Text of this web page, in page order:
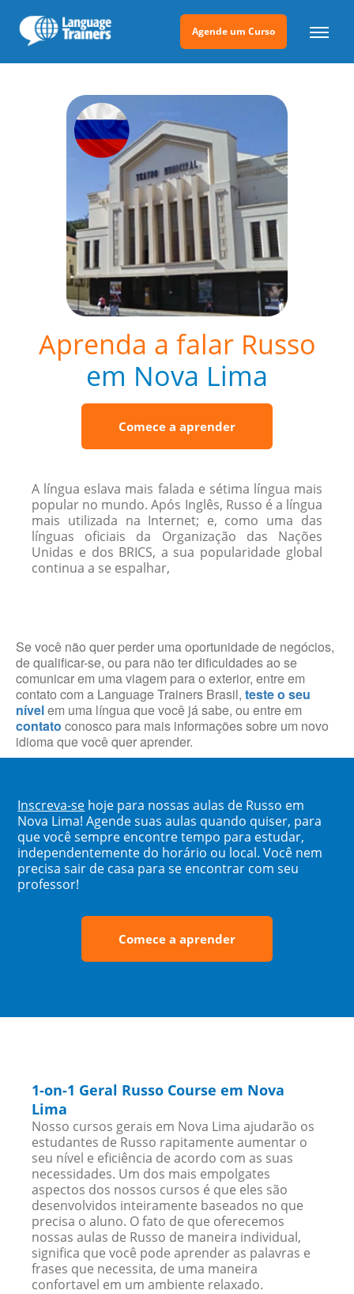
Agende um Curso
Aprenda a falar Russo
em Nova Lima
Comece a aprender
A língua eslava mais falada e sétima língua mais
popular no mundo. Após Inglês, Russo é a língua
mais utilizada na Internet; e, como uma das
línguas oficiais da Organização das Nações
Unidas e dos BRICS, a sua popularidade global
continua a se espalhar,
Se você não quer perder uma oportunidade de negócios,
de qualificar-se, ou para não ter dificuldades ao se
comunicar em uma viagem para o exterior, entre em
contato com a Language Trainers Brasil, teste o seu
nívelem uma língua que você já sabe, ou entre em
contato conosco para mais informações sobre um novo
idioma que você quer aprender.
Inscreva-se hoje para nossas aulas de Russo em
Nova Lima! Agende suas aulas quando quiser, para
que você sempre encontre tempo para estudar,
independentemente do horário ou local. Você nem
precisa sair de casa para se encontrar com seu
professor!
Comece a aprender
1-on-1 Geral Russo Course em Nova
Lima
Nosso cursos gerais em Nova Lima ajudarão os
estudantes de Russo rapitamente aumentar o
seu nível e eficiência de acordo com as suas
necessidades. Um dos mais empolgates
aspectos dos nossos cursos é que eles são
desenvolvidos inteiramente baseados no que
precisa o aluno. O fato de que oferecemos
nossas aulas de Russo de maneira individual,
significa que você pode aprender as palavras e
frases que necessita, de uma maneira
confortavel em um ambiente relaxado.